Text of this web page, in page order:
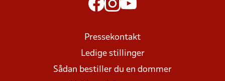
Pressekontakt
Ledige stillinger
Sådan bestiller du en dommer